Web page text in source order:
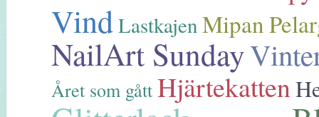
VindLastkajenMipan
NailArt Sunday
Året som gått Hjärtekatten